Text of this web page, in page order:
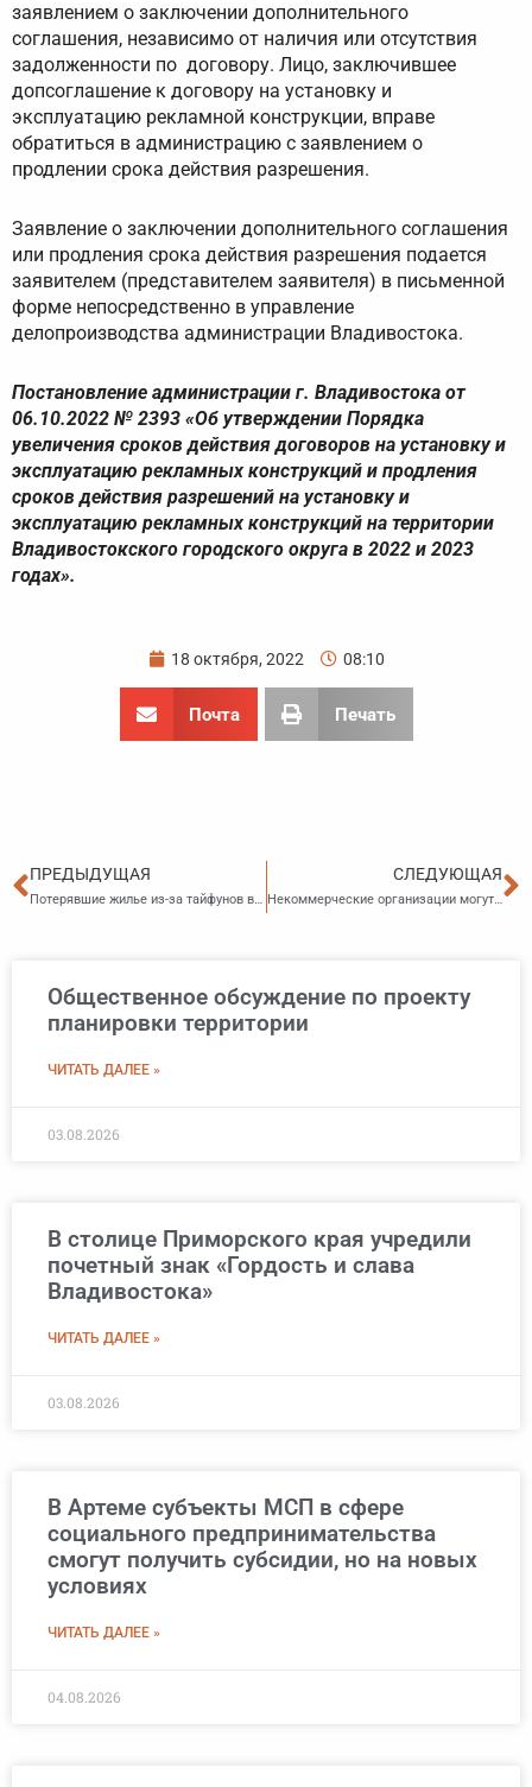
заявлением о заключении дополнительного
соглашения, независимо от наличия или отсутствия
задолженности по договору. Лицо, заключившее
допсоглашение к договору на установку и
эксплуатацию рекламной конструкции, вправе
обратиться в администрацию с заявлением о
продлении срока действия разрешения.
Заявление о заключении дополнительного соглашения
или продления срока действия разрешения подается
заявителем (представителем заявителя) в письменной
форме непосредственно в управление
делопроизводства администрации Владивостока.
Постановление администрации г. Владивостока от
06.10.2022 № 2393 «Об утверждении Порядка
увеличения сроков действия договоров на установку и
эксплуатацию рекламных конструкций и продления
сроков действия разрешений на установку и
эксплуатацию рекламных конструкций на территории
Владивостокского городского округа в 2022 и 2023
годах».
18 октября, 2022 08:10
Почта Печать
Пред
ПРЕДЫДУЩАЯ
Потерявшие жилье из-за тайфунов в июле-сентябре получат деньги на новое жилье
СЛЕДУЮЩАЯ
Некоммерческие организации могут получить субсидии на реализацию креативных проектов
Общественное обсуждение по проекту
планировки территории
ЧИТАТЬ ДАЛЕЕ »
03.08.2026
В столице Приморского края учредили
почетный знак «Гордость и слава
Владивостока»
ЧИТАТЬ ДАЛЕЕ »
03.08.2026
В Артеме субъекты МСП в сфере
социального предпринимательства
смогут получить субсидии, но на новых
условиях
ЧИТАТЬ ДАЛЕЕ »
04.08.2026